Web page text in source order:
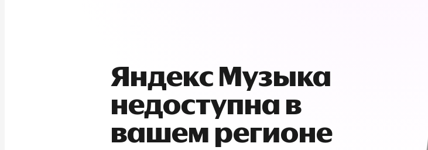
Яндекс Музыка
недоступна в
вашем регионе